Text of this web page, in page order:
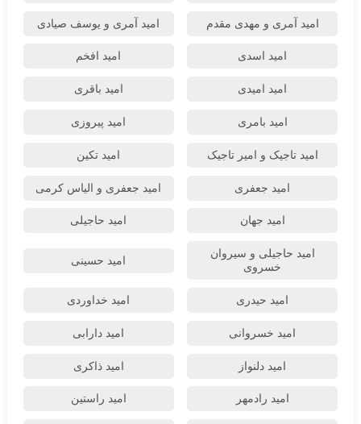
امید آمری و مهدی مقدم امید آمری و یوسف صیادی
امید اسدی امید افخم
امید امیدی امید باقری
امید بامری امید پیروزی
امید تاجیک و امیر تاجیک امید تکین
امید جعفری امید جعفری و الیاس کرمی
امید جهان امید حاجیلی
امید حاجیلی و سیروان
خسروی
امید حسینی
امید حیدری امید خداوردی
امید خسروانی امید دارابی
امید دلنواز امید ذاکری
امید رادمهر امید راستین